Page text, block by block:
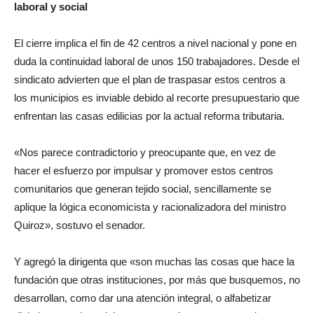
laboral y social
El cierre implica el fin de 42 centros a nivel nacional y pone en
duda la continuidad laboral de unos 150 trabajadores. Desde el
sindicato advierten que el plan de traspasar estos centros a
los municipios es inviable debido al recorte presupuestario que
enfrentan las casas edilicias por la actual reforma tributaria.
«Nos parece contradictorio y preocupante que, en vez de
hacer el esfuerzo por impulsar y promover estos centros
comunitarios que generan tejido social, sencillamente se
aplique la lógica economicista y racionalizadora del ministro
Quiroz», sostuvo el senador.
Y agregó la dirigenta que «son muchas las cosas que hace la
fundación que otras instituciones, por más que busquemos, no
desarrollan, como dar una atención integral, o alfabetizar